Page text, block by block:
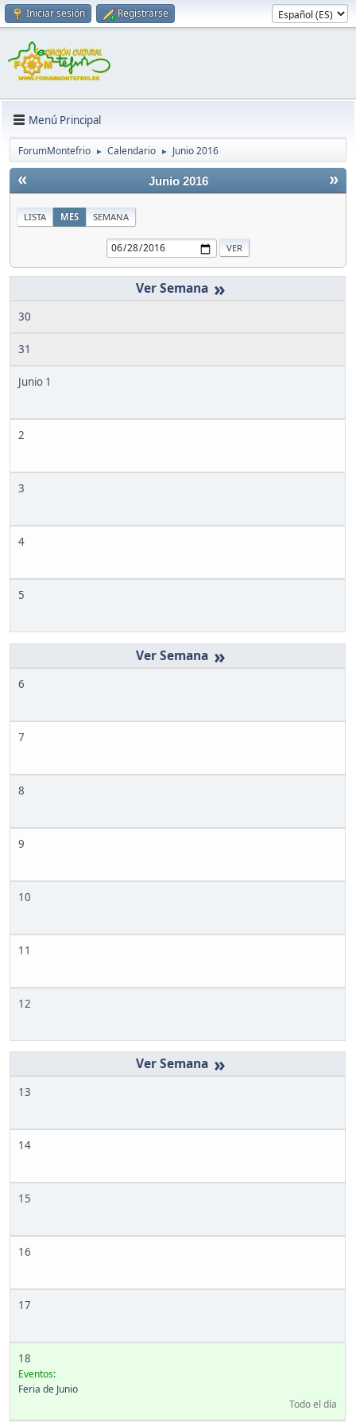
Iniciar sesión Registrarse
Menú Principal
ForumMontefrio ► Calendario ► Junio 2016
« »
Junio 2016
LISTA MES SEMANA
»
30
31
Junio 1
2
3
4
5
»
6
7
8
9
10
11
12
»
13
14
15
16
17
18
Eventos:
Feria de Junio
Todo el día